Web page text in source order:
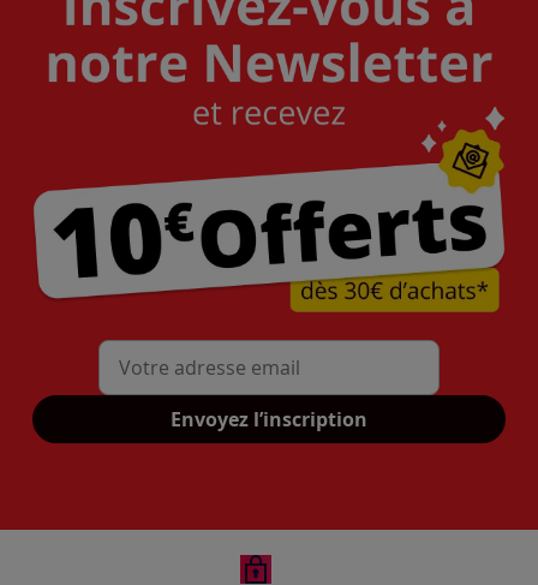
Mon adresse mail
Envoyez l’inscription